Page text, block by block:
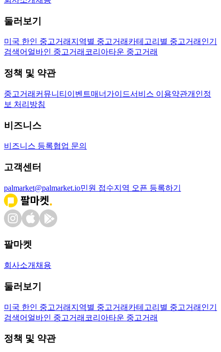
둘러보기
미국 한인 중고거래 지역별 중고거래 카테고리별 중고거래 인기
검색어 얼바인 중고거래 코리아타운 중고거래
정책 및 약관
중고거래 커뮤니티 이벤트매너가이드서비스 이용약관개인정
보 처리방침
비즈니스
비즈니스 등록협업 문의
고객센터
palmarket@palmarket.io민원 접수지역 오픈 등록하기
팔마켓
회사소개 채용
둘러보기
미국 한인 중고거래 지역별 중고거래 카테고리별 중고거래 인기
검색어 얼바인 중고거래 코리아타운 중고거래
정책 및 약관